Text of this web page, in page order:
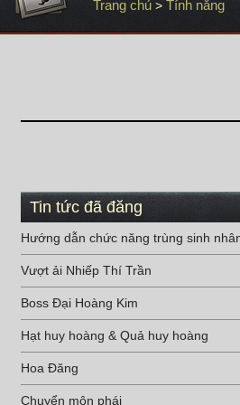
Trang chủ > Tính năng
Tin tức đã đăng
Hướng dẫn chức năng trùng sinh
Vượt ải Nhiếp Thí Trần
Boss Đại Hoàng Kim
Hạt huy hoàng & Quả huy hoàng
Hoa Đăng
Chuyển môn phái